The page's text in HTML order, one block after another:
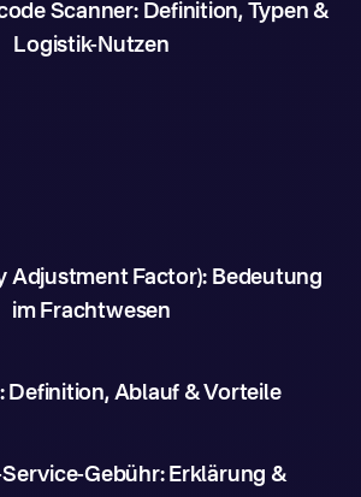
Scanner: Definition, Typen &
Logistik-Nutzen
Adjustment Factor): Bedeutung
im Frachtwesen
Definition, Ablauf & Vorteile
Gebühr: Erklärung &